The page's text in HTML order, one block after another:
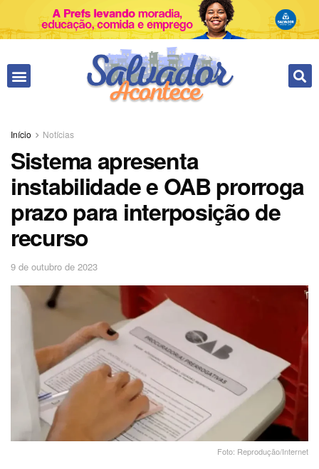
Início Notícias
Sistema apresenta
instabilidade e OAB prorroga
prazo para interposição de
recurso
9 de outubro de 2023
Foto: Reprodução/Internet